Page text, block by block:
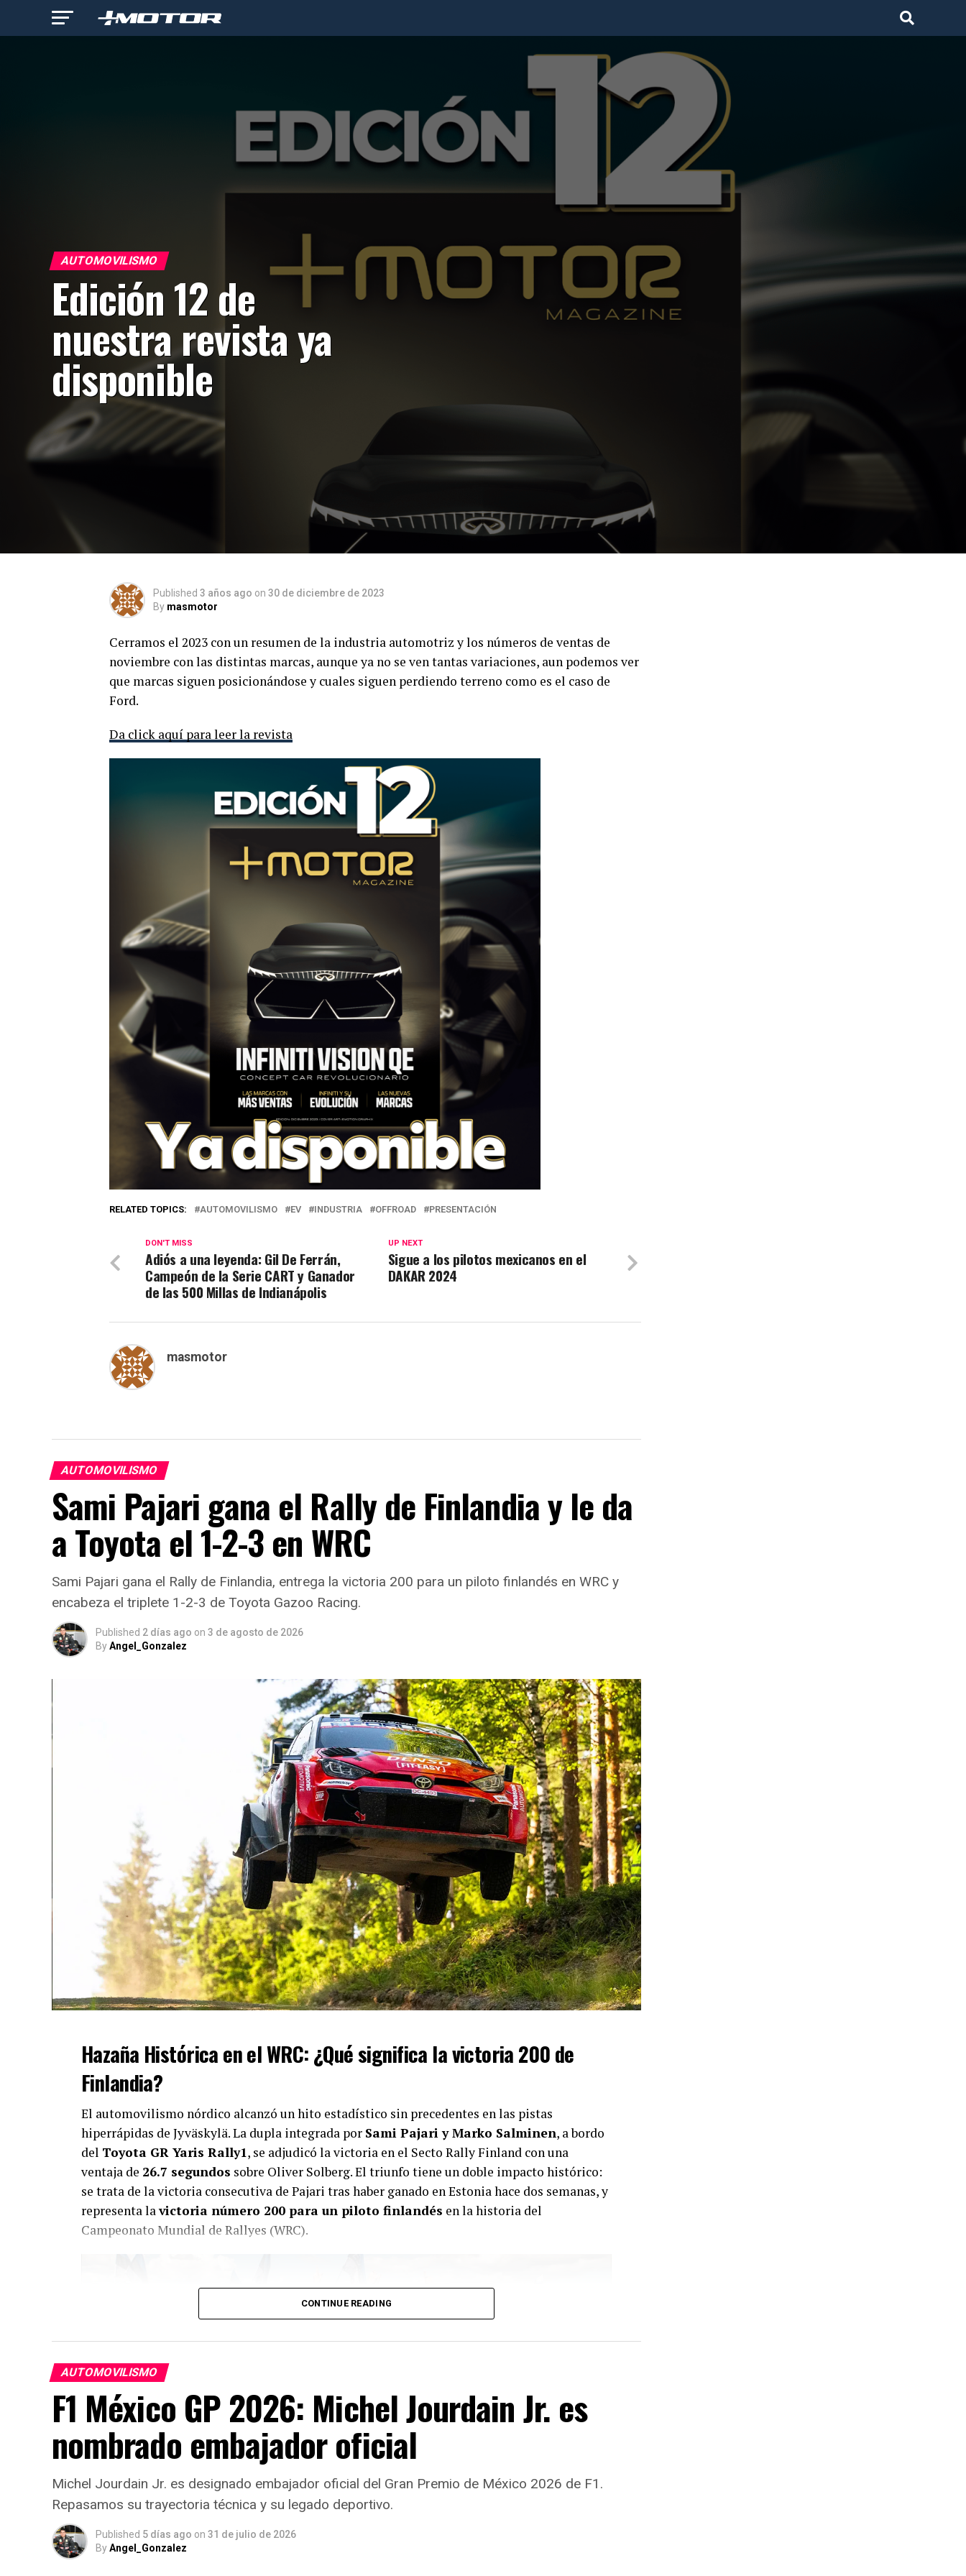
AUTOMOVILISMO
Edición 12 de
nuestra revista ya
disponible
Published 3 años ago on 30 de diciembre de 2023
By masmotor
Cerramos el 2023 con un resumen de la industria automotriz y los números de ventas de
noviembre con las distintas marcas, aunque ya no se ven tantas variaciones, aun podemos ver
que marcas siguen posicionándose y cuales siguen perdiendo terreno como es el caso de
Ford.
Da click aquí para leer la revista
RELATED TOPICS: AUTOMOVILISMO EV INDUSTRIA OFFROAD PRESENTACIÓN
UP NEXT
Sigue a los pilotos mexicanos en el
DAKAR 2024
DON'T MISS
Adiós a una leyenda: Gil De Ferrán,
Campeón de la Serie CART y Ganador
de las 500 Millas de Indianápolis
masmotor
AUTOMOVILISMO
Sami Pajari gana el Rally de Finlandia y le da
a Toyota el 1-2-3 en WRC
Sami Pajari gana el Rally de Finlandia, entrega la victoria 200 para un piloto finlandés en WRC y
encabeza el triplete 1-2-3 de Toyota Gazoo Racing.
Published 2 días ago on 3 de agosto de 2026
ByAngel_Gonzalez
Hazaña Histórica en el WRC: ¿Qué significa la victoria 200 de
Finlandia?
El automovilismo nórdico alcanzó un hito estadístico sin precedentes en las pistas
hiperrápidas de Jyväskylä. La dupla integrada por Sami Pajari y Marko Salminen, a bordo
del Toyota GR Yaris Rally1, se adjudicó la victoria en el Secto Rally Finland con una
ventaja de 26.7 segundos sobre Oliver Solberg. El triunfo tiene un doble impacto histórico:
se trata de la victoria consecutiva de Pajari tras haber ganado en Estonia hace dos semanas, y
representa lavictoria número 200 para un piloto finlandés en la historia del
Campeonato Mundial de Rallyes (WRC).
CONTINUE READING
AUTOMOVILISMO
F1 México GP 2026: Michel Jourdain Jr. es
nombrado embajador oficial
Michel Jourdain Jr. es designado embajador oficial del Gran Premio de México 2026 de F1.
Repasamos su trayectoria técnica y su legado deportivo.
Published 5 días ago on 31 de julio de 2026
ByAngel_Gonzalez